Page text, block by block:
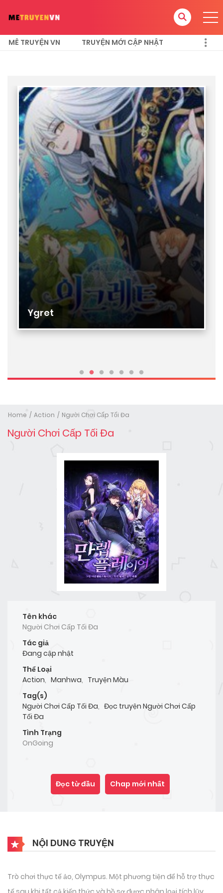
MÊ TRUYỆN VN TRUYỆN MỚI CẬP NHẬT
Ygret
Home Action Người Chơi Cấp Tối Đa
Người Chơi Cấp Tối Đa
Tên khác
Người Chơi Cấp Tối Đa
Tác giả
Đang cập nhật
Thể Loại
Action, Manhwa, Truyện Màu
Tag(s)
Người Chơi Cấp Tối Đa, Đọc truyện Người Chơi Cấp
Tối Đa
Tình Trạng
OnGoing
Đọc từ đầu Chap mới nhất
NỘI DUNG TRUYỆN
Trò chơi thực tế ảo, Olympus. Một phương tiện để hỗ trợ thực